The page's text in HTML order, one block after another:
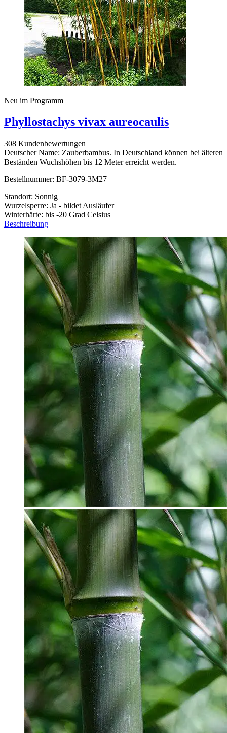
Neu im Programm
Phyllostachys vivax aureocaulis
308 Kundenbewertungen
Deutscher Name: Zauberbambus. In Deutschland können bei älteren
Beständen Wuchshöhen bis 12 Meter erreicht werden.
Bestellnummer: BF-3079-3M27
Standort: Sonnig
Wurzelsperre: Ja - bildet Ausläufer
Winterhärte: bis -20 Grad Celsius
Beschreibung